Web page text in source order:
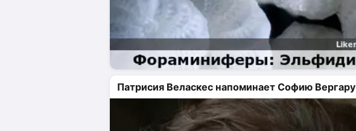
Патрисия Веласкес напоминает Софию Вергару